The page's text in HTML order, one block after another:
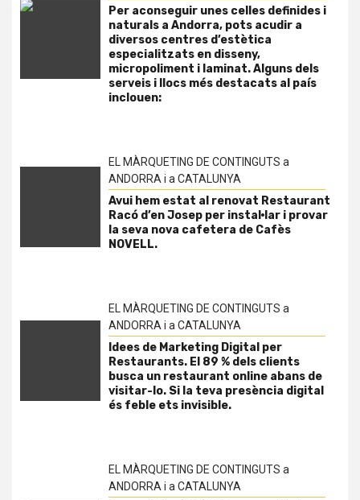
Per aconseguir unes celles definides i
naturals a Andorra, pots acudir a
diversos centres d’estètica
especialitzats en disseny,
micropoliment i laminat. Alguns dels
serveis i llocs més destacats al país
inclouen:
EL MÀRQUETING DE CONTINGUTS a
ANDORRA i a CATALUNYA
Avui hem estat al renovat Restaurant
Racó d’en Josep per instal·lar i provar
la seva nova cafetera de Cafès
NOVELL.
EL MÀRQUETING DE CONTINGUTS a
ANDORRA i a CATALUNYA
Idees de Marketing Digital per
Restaurants. El 89 % dels clients
busca un restaurant online abans de
visitar-lo. Si la teva presència digital
és feble ets invisible.
EL MÀRQUETING DE CONTINGUTS a
ANDORRA i a CATALUNYA